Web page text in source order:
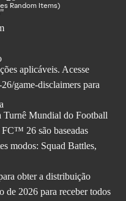
Random Items)
aplicáveis. Acesse
26/game-disclaimers para
Turnê Mundial do Football
26 são baseadas
modos: Squad Battles,
obter a distribuição
de 2026 para receber todos